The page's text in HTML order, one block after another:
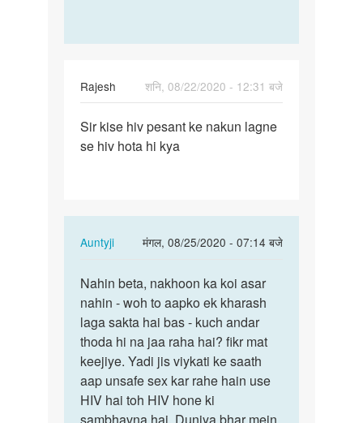
Rajesh
शनि, 08/22/2020 - 12:31 बजे
Sir
kise
Sir kise hiv pesant ke nakun lagne
se hiv hota hi kya
Auntyji
मंगल, 08/25/2020 - 07:14 बजे
In
to
Sir
kise
hiv
pesant
ke
nakun…
by
Nahin
beta,
nakhoon
ka
koi…
Nahin beta, nakhoon ka koi asar
nahin - woh to aapko ek kharash
laga sakta hai bas - kuch andar
thoda hi na jaa raha hai? fikr mat
keejiye. Yadi jis viykati ke saath
aap unsafe sex kar rahe hain use
HIV hai toh HIV hone ki
sambhavna hai. Duniya bhar mein